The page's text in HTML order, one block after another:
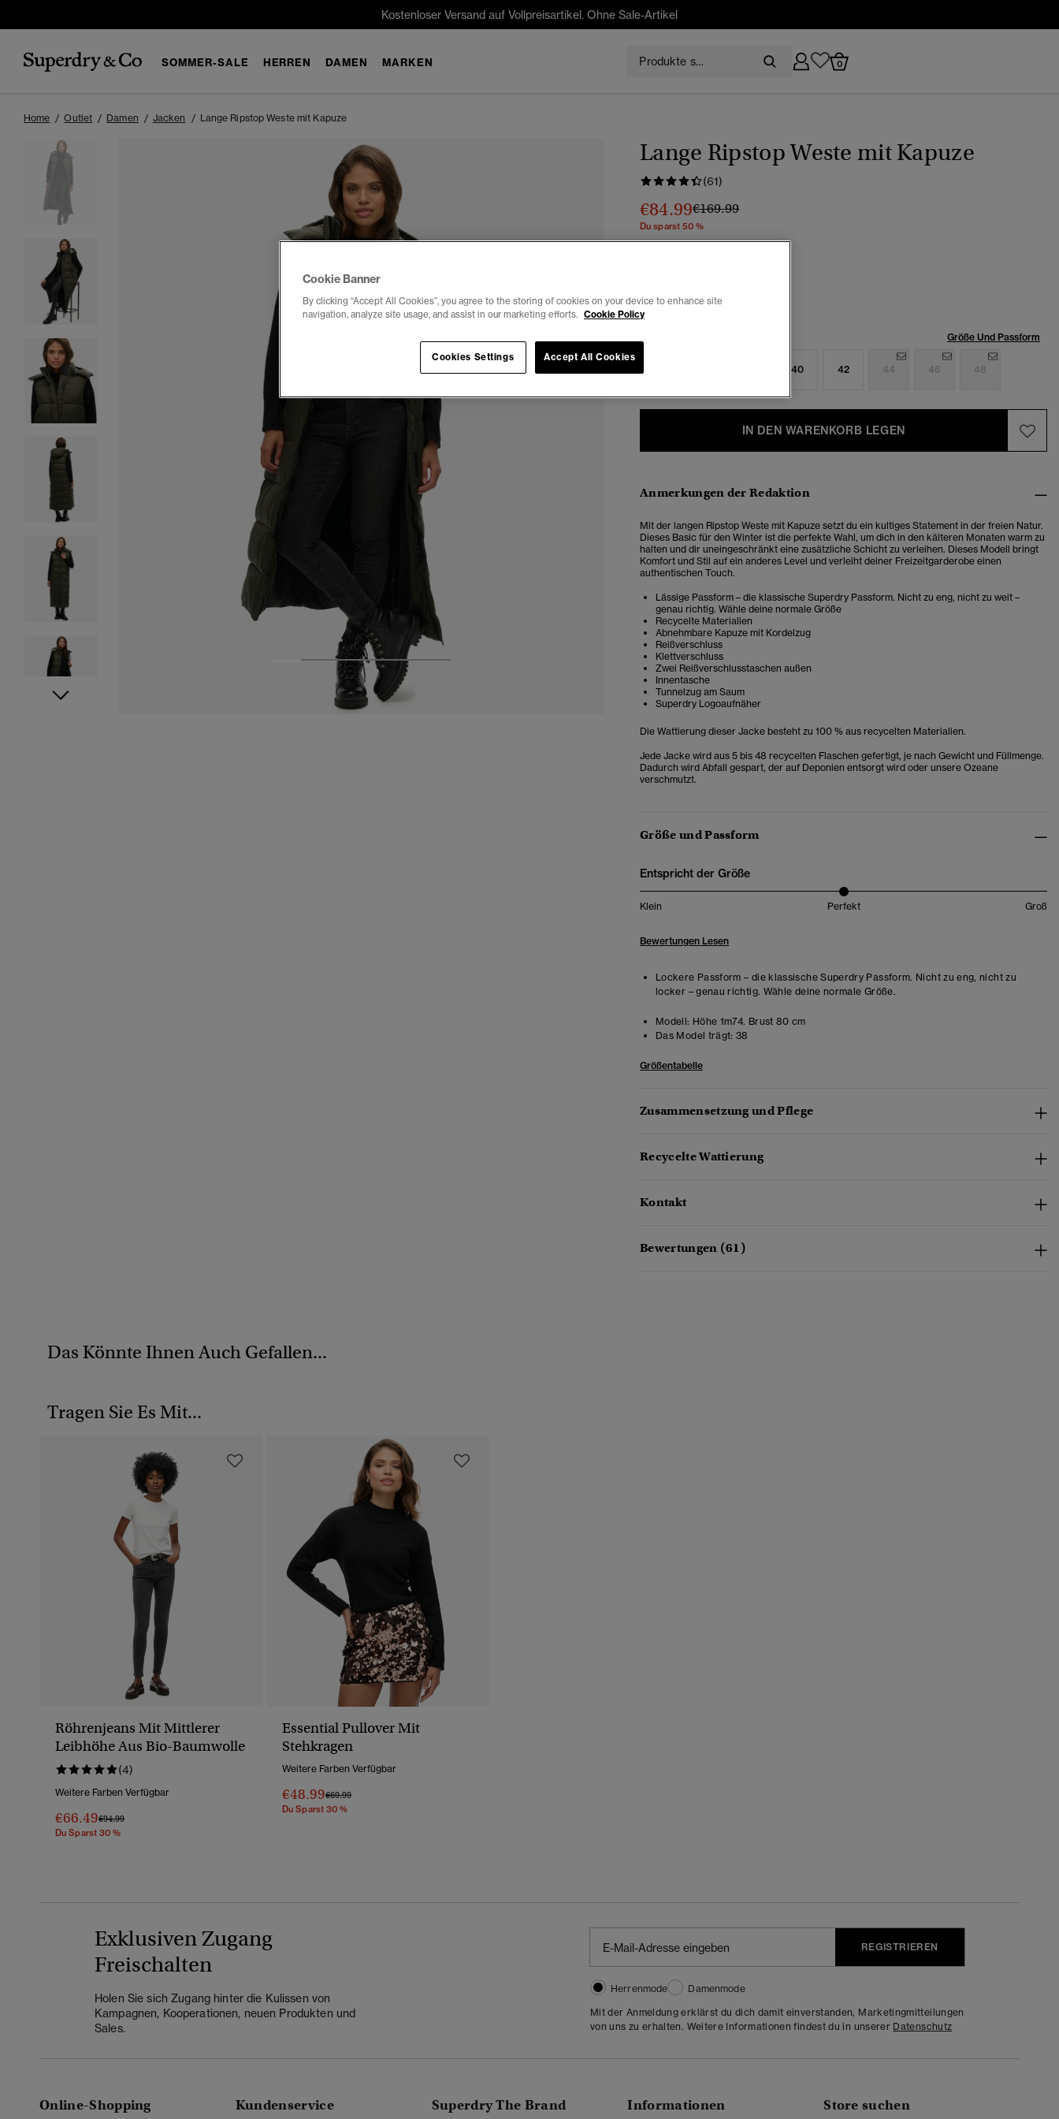
Kostenloser Versand auf Vollpreisartikel. Ohne Sale-Artikel
SOMMER-SALE HERREN DAMEN MARKEN 0
Home Outlet Damen Jacken Lange Ripstop Weste mit Kapuze
3 4 5
Lange Ripstop Weste mit Kapuze
(61)
€84.99Preis wurde reduziert von
€169.99bis
Du sparst 50 %
Größe Und Passform
40 42 44 46 48
IN DEN WARENKORB LEGEN
Anmerkungen der Redaktion
Mit der langen Ripstop Weste mit Kapuze setzt du ein kultiges Statement in der freien Natur.
Dieses Basic für den Winter ist die perfekte Wahl, um dich in den kälteren Monaten warm zu
halten und dir uneingeschränkt eine zusätzliche Schicht zu verleihen. Dieses Modell bringt
Komfort und Stil auf ein anderes Level und verleiht deiner Freizeitgarderobe einen
authentischen Touch.
Lässige Passform – die klassische Superdry Passform. Nicht zu eng, nicht zu weit –
genau richtig. Wähle deine normale Größe
Recycelte Materialien
Abnehmbare Kapuze mit Kordelzug
Reißverschluss
Klettverschluss
Zwei Reißverschlusstaschen außen
Innentasche
Tunnelzug am Saum
Superdry Logoaufnäher
Die Wattierung dieser Jacke besteht zu 100 % aus recycelten Materialien.
Jede Jacke wird aus 5 bis 48 recycelten Flaschen gefertigt, je nach Gewicht und Füllmenge.
Dadurch wird Abfall gespart, der auf Deponien entsorgt wird oder unsere Ozeane
verschmutzt.
Größe und Passform
Entspricht der Größe
Klein Perfekt Groß
Bewertungen Lesen
Lockere Passform – die klassische Superdry Passform. Nicht zu eng, nicht zu
locker – genau richtig. Wähle deine normale Größe.
Modell: Höhe 1m74. Brust 80 cm
Das Model trägt: 38
Größentabelle
Zusammensetzung und Pflege
Recycelte Wattierung
Kontakt
Bewertungen (61)
Das Könnte Ihnen Auch Gefallen...
Tragen Sie Es Mit...
Röhrenjeans Mit Mittlerer
Leibhöhe Aus Bio-Baumwolle
(4)
Weitere Farben Verfügbar
€66.49Preis Wurde Reduziert Von
€94.99Bis
Du Sparst 30 %
Essential Pullover Mit
Stehkragen
Weitere Farben Verfügbar
€48.99Preis Wurde Reduziert Von
€69.99Bis
Du Sparst 30 %
Exklusiven Zugang
Freischalten
Holen Sie sich Zugang hinter die Kulissen von
Kampagnen, Kooperationen, neuen Produkten und
Sales.
REGISTRIEREN
Herrenmode
Damenmode
Mit der Anmeldung erklärst du dich damit einverstanden, Marketingmitteilungen
von uns zu erhalten. Weitere Informationen findest du in unserer Datenschutz
Online-Shopping Kundenservice Superdry The Brand Informationen Store suchen
Cookie Banner
By clicking “Accept All Cookies”, you agree to the storing of cookies on your device to enhance site
navigation, analyze site usage, and assist in our marketing efforts. Cookie Policy
Accept All Cookies
Cookies Settings